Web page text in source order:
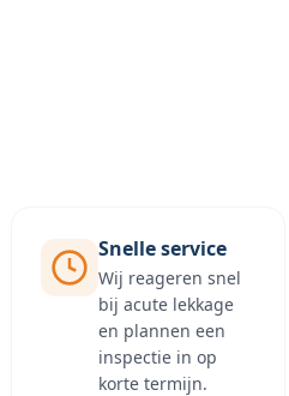
Snelle service
Wij reageren snel
bij acute lekkage
en plannen een
inspectie in op
korte termijn.